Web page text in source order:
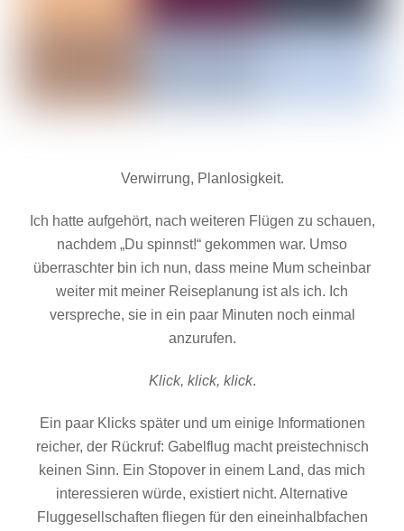
Verwirrung, Planlosigkeit.
Ich hatte aufgehört, nach weiteren Flügen zu schauen,
nachdem „Du spinnst!“ gekommen war. Umso
überraschter bin ich nun, dass meine Mum scheinbar
weiter mit meiner Reiseplanung ist als ich. Ich
verspreche, sie in ein paar Minuten noch einmal
anzurufen.
Klick, klick, klick.
Ein paar Klicks später und um einige Informationen
reicher, der Rückruf: Gabelflug macht preistechnisch
keinen Sinn. Ein Stopover in einem Land, das mich
interessieren würde, existiert nicht. Alternative
Fluggesellschaften fliegen für den eineinhalbfachen